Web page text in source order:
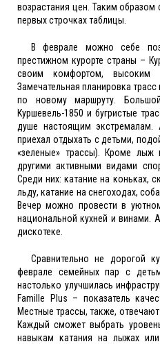
возрастания цен. Таким
первых строчках таблицы.
В феврале можно себе
престижном курорте страны –
своим комфортом, высоким
Замечательная планировка
по новому маршруту.
Куршевель-1850 и бугристые
душе настоящим
приехал отдыхать с детьми,
«зеленые» трассы). Кроме лыж
другими активными видами
Среди них: катание на коньках,
льду, катание на снегоходах,
Вечер можно провести в
национальной кухней и винами.
дискотеке.
Сравнительно не дорогой
феврале семейных пар с
настолько улучшилась
Famille Plus – показатель
Местные трассы, также,
Каждый сможет выбрать
навыкам катания на лыжах